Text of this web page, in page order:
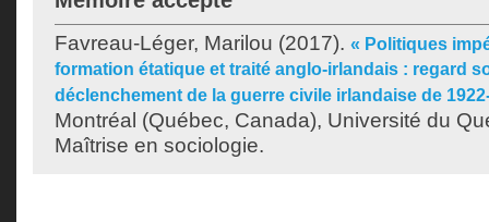
Favreau-Léger, Marilou (2017). « Politiques
formation étatique et traité anglo-irlandais : regard
déclenchement de la guerre civile irlandaise de
Montréal (Québec, Canada), Université du
Maîtrise en sociologie.